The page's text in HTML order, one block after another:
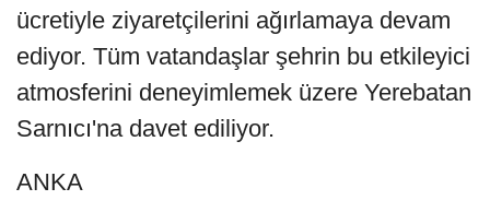
ücretiyle ziyaretçilerini ağırlamaya devam
ediyor. Tüm vatandaşlar şehrin bu etkileyici
atmosferini deneyimlemek üzere Yerebatan
Sarnıcı'na davet ediliyor.
ANKA